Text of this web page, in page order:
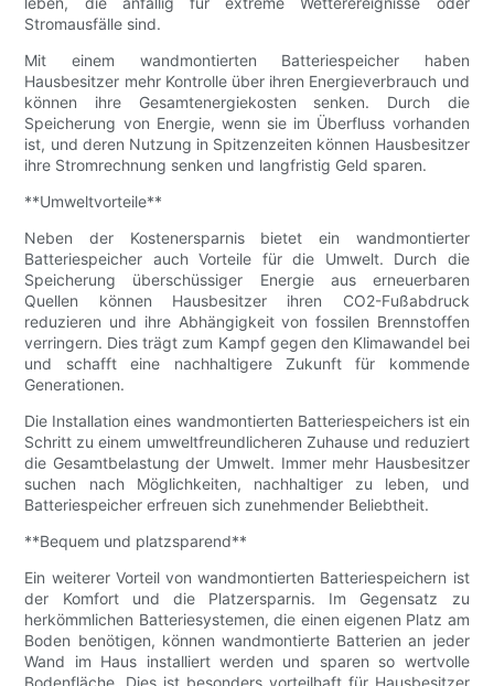
Stromausfälle sind.
Mit einem wandmontierten Batteriespeicher haben
Hausbesitzer mehr Kontrolle über ihren Energieverbrauch und
können ihre Gesamtenergiekosten senken. Durch die
Speicherung von Energie, wenn sie im Überfluss vorhanden
ist, und deren Nutzung in Spitzenzeiten können Hausbesitzer
ihre Stromrechnung senken und langfristig Geld sparen.
**Umweltvorteile**
Neben der Kostenersparnis bietet ein wandmontierter
Batteriespeicher auch Vorteile für die Umwelt. Durch die
Speicherung überschüssiger Energie aus erneuerbaren
Quellen können Hausbesitzer ihren CO2-Fußabdruck
reduzieren und ihre Abhängigkeit von fossilen Brennstoffen
verringern. Dies trägt zum Kampf gegen den Klimawandel bei
und schafft eine nachhaltigere Zukunft für kommende
Generationen.
Die Installation eines wandmontierten Batteriespeichers ist ein
Schritt zu einem umweltfreundlicheren Zuhause und reduziert
die Gesamtbelastung der Umwelt. Immer mehr Hausbesitzer
suchen nach Möglichkeiten, nachhaltiger zu leben, und
Batteriespeicher erfreuen sich zunehmender Beliebtheit.
**Bequem und platzsparend**
Ein weiterer Vorteil von wandmontierten Batteriespeichern ist
der Komfort und die Platzersparnis. Im Gegensatz zu
herkömmlichen Batteriesystemen, die einen eigenen Platz am
Boden benötigen, können wandmontierte Batterien an jeder
Wand im Haus installiert werden und sparen so wertvolle
Bodenfläche. Dies ist besonders vorteilhaft für Hausbesitzer